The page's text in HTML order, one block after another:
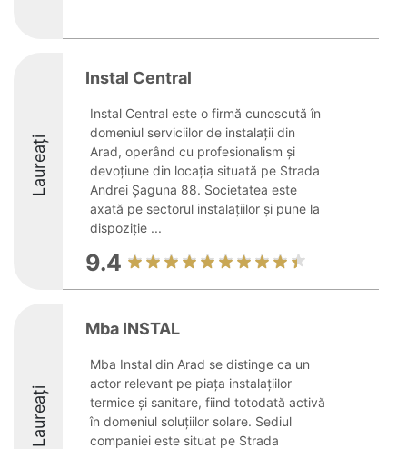
Laureați
Instal Central
Instal Central este o firmă cunoscută în
domeniul serviciilor de instalații din
Arad, operând cu profesionalism și
devoțiune din locația situată pe Strada
Andrei Șaguna 88. Societatea este
axată pe sectorul instalațiilor și pune la
dispoziție ...
9.4
Laureați
Mba INSTAL
Mba Instal din Arad se distinge ca un
actor relevant pe piața instalațiilor
termice și sanitare, fiind totodată activă
în domeniul soluțiilor solare. Sediul
companiei este situat pe Strada